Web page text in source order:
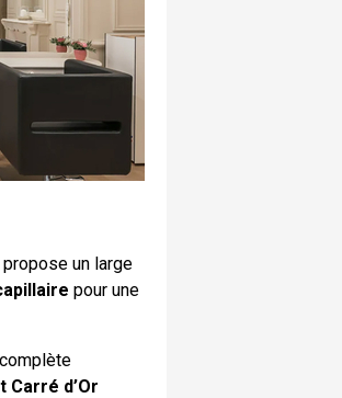
propose un large
pour une
complète
Carré d’Or